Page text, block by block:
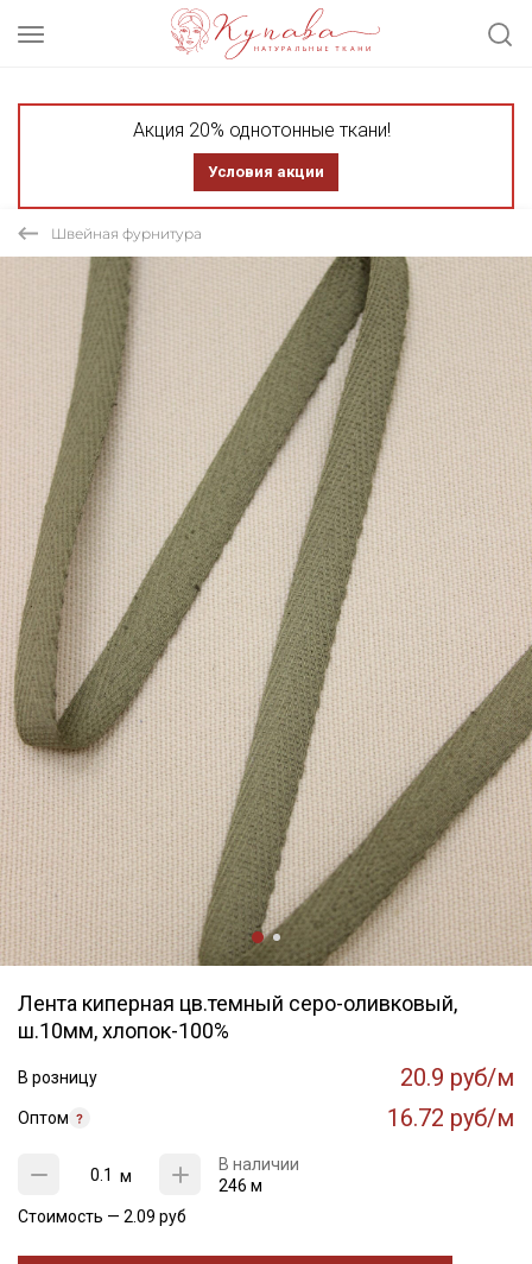
Акция 20% однотонные ткани!
Условия акции
Швейная фурнитура
Лента киперная цв.темный серо-оливковый,
ш.10мм, хлопок-100%
В розницу 20.9 руб/м
Оптом 16.72 руб/м
м
В наличии
246 м
Стоимость — 2.09 руб